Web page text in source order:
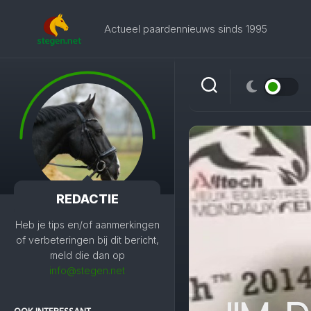
Actueel paardennieuws sinds 1995
REDACTIE
Heb je tips en/of aanmerkingen
of verbeteringen bij dit bericht,
meld die dan op
info@stegen.net